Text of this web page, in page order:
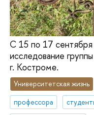
С 15 по 17 сентября
исследование
г. Костроме.
Университетская жизнь
профессора